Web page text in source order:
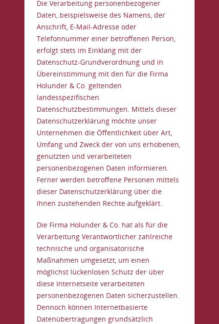
Die Verarbeitung personenbezogener
Daten, beispielsweise des Namens, der
Anschrift, E-Mail-Adresse oder
Telefonnummer einer betroffenen Person,
erfolgt stets im Einklang mit der
Datenschutz-Grundverordnung und in
Übereinstimmung mit den für die Firma
Holunder & Co. geltenden
landesspezifischen
Datenschutzbestimmungen. Mittels dieser
Datenschutzerklärung möchte unser
Unternehmen die Öffentlichkeit über Art,
Umfang und Zweck der von uns erhobenen,
genutzten und verarbeiteten
personenbezogenen Daten informieren.
Ferner werden betroffene Personen mittels
dieser Datenschutzerklärung über die
ihnen zustehenden Rechte aufgeklärt.
Die Firma Holunder & Co. hat als für die
Verarbeitung Verantwortlicher zahlreiche
technische und organisatorische
Maßnahmen umgesetzt, um einen
möglichst lückenlosen Schutz der über
diese Internetseite verarbeiteten
personenbezogenen Daten sicherzustellen.
Dennoch können Internetbasierte
Datenübertragungen grundsätzlich